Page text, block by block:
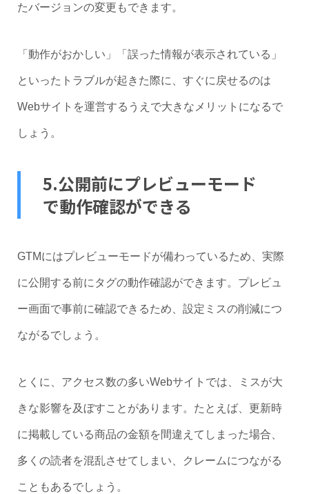
たバージョンの変更もできます。
「動作がおかしい」「誤った情報が表示されている」
といったトラブルが起きた際に、すぐに戻せるのは
Webサイトを運営するうえで大きなメリットになるで
しょう。
5.公開前にプレビューモード
で動作確認ができる
GTMにはプレビューモードが備わっているため、実際
に公開する前にタグの動作確認ができます。プレビュ
ー画面で事前に確認できるため、設定ミスの削減につ
ながるでしょう。
とくに、アクセス数の多いWebサイトでは、ミスが大
きな影響を及ぼすことがあります。たとえば、更新時
に掲載している商品の金額を間違えてしまった場合、
多くの読者を混乱させてしまい、クレームにつながる
こともあるでしょう。